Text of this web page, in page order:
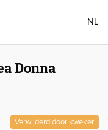
NL
Donna
Verwijderd door kweker